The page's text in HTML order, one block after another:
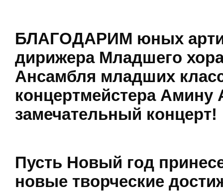
БЛАГОДАРИМ юных
дирижера Младшего
Ансамбля младших
концертмейстера Амину
замечательный концерт!
Пусть Новый год
новые творческие